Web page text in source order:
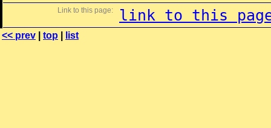
Link to this page: link to this
<< prev top list